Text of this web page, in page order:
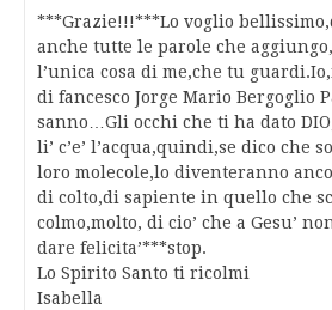
***Grazie!!!***Lo voglio
anche tutte le parole che
l’unica cosa di me,che tu
di fancesco Jorge Mario Bergoglio
sanno…Gli occhi che ti ha dato
li’ c’e’ l’acqua,quindi,se dico che
loro molecole,lo diventeranno
di colto,di sapiente in quello che
colmo,molto, di cio’ che a Gesu’
dare felicita’***stop.
Lo Spirito Santo ti ricolmi
Isabella